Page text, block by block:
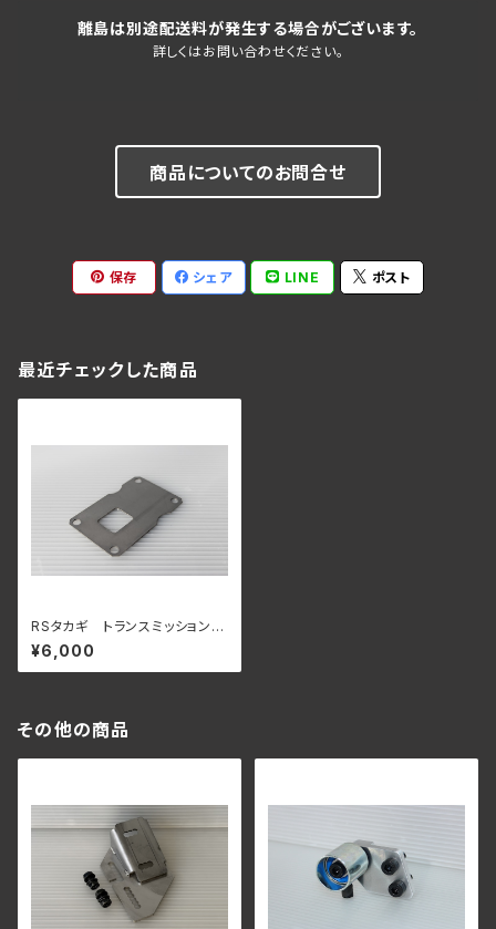
離島は別途配送料が発生する場合がございます。
詳しくはお問い合わせください。
商品についてのお問合せ
保存 シェア LINE ポスト
最近チェックした商品
RSタカギ トランスミッション
バッフル プレート トランスファ
ー オイル付着防止
¥6,000
その他の商品